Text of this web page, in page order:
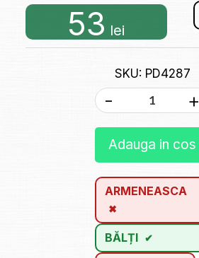
53 lei
SKU: PD4287
- +
Adauga in cos
ARMENEASCA
BĂLȚI